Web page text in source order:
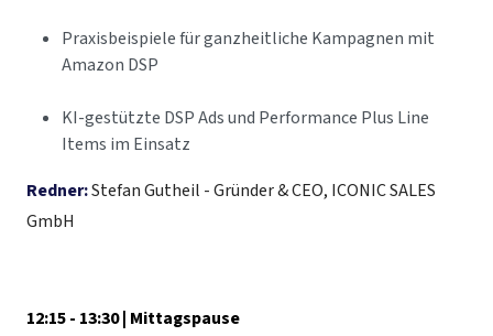
Praxisbeispiele für ganzheitliche Kampagnen mit
Amazon DSP
KI-gestützte DSP Ads und Performance Plus Line
Items im Einsatz
Redner:Stefan Gutheil - Gründer & CEO, ICONIC SALES
GmbH
12:15 - 13:30 | Mittagspause